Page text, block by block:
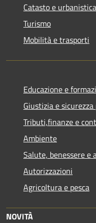
Catasto e urbanistica
Turismo
Mobilità e trasporti
Educazione e
Giustizia e
Tributi,finanze e
Ambiente
Salute, benessere e
Autorizzazioni
Agricoltura e pesca
NOVITÀ